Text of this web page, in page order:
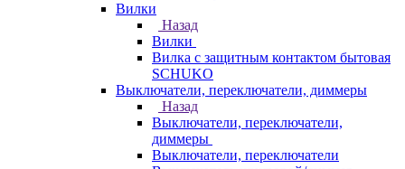
Вилки
Назад
Вилки
Вилка с защитным контактом бытовая
SCHUKO
Выключатели, переключатели, диммеры
Назад
Выключатели, переключатели,
диммеры
Выключатели, переключатели